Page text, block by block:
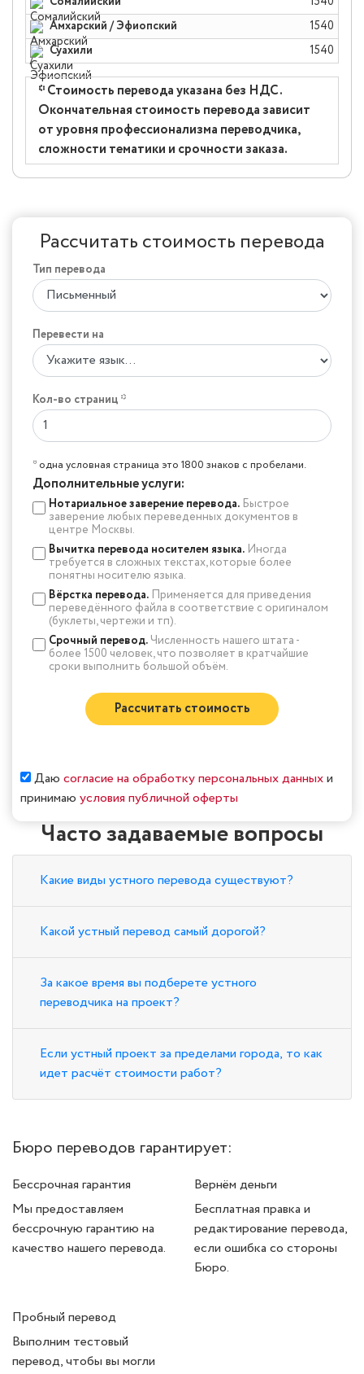
Амхарский / Эфиопский 1540
Суахили 1540
* Стоимость перевода указана без НДС.
Окончательная стоимость перевода зависит
от уровня профессионализма переводчика,
сложности тематики и срочности заказа.
Рассчитать стоимость перевода
Тип перевода
Перевести на
Кол-во страниц *
* одна условная страница это 1800 знаков с пробелами.
Дополнительные услуги:
Нотариальное заверение перевода. Быстрое
заверение любых переведенных документов в
центре Москвы.
Вычитка перевода носителем языка. Иногда
требуется в сложных текстах, которые более
понятны носителю языка.
Вёрстка перевода.
Применяется для приведения
переведённого файла в соответствие с оригиналом
(буклеты, чертежи и тп).
Срочный перевод. Численность нашего штата -
более 1500 человек, что позволяет в кратчайшие
сроки выполнить большой объём.
Рассчитать стоимость
Даю согласие на обработку персональных данных и
принимаю условия публичной оферты
Часто задаваемые вопросы
Какие виды устного перевода существуют?
Какой устный перевод самый дорогой?
За какое время вы подберете устного
переводчика на проект?
Если устный проект за пределами города, то как
идет расчёт стоимости работ?
Бюро переводов гарантирует:
Бессрочная гарантия
Мы предоставляем
бессрочную гарантию на
качество нашего перевода.
Вернём деньги
Бесплатная правка и
редактирование перевода,
если ошибка со стороны
Бюро.
Пробный перевод
Выполним тестовый
перевод, чтобы вы могли